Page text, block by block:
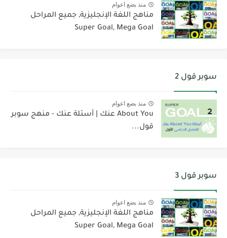
منذ بضع اعوام
مناهج اللغة الإنجليزية, جميع المراحل
Super Goal, Mega Goal
سوبر قول 2
منذ بضع اعوام
About You عنك | أسئلة عنك - منهج سوبر
قول...
سوبر قول 3
منذ بضع اعوام
مناهج اللغة الإنجليزية, جميع المراحل
Super Goal, Mega Goal